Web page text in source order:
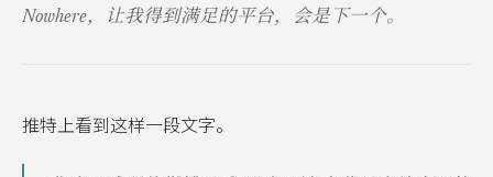
Nowhere，让我得到满足的平台，会是下一个。
推特上看到这样一段文字。